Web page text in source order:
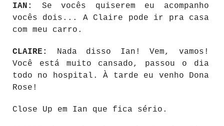
IAN:
Se vocês quiserem eu acompanho
vocês dois... A Claire pode ir pra casa
com meu carro.
CLAIRE:
Nada disso Ian! Vem, vamos!
Você está muito cansado, passou o dia
todo no hospital. À tarde eu venho Dona
Rose!
Close Up em Ian que fica sério.